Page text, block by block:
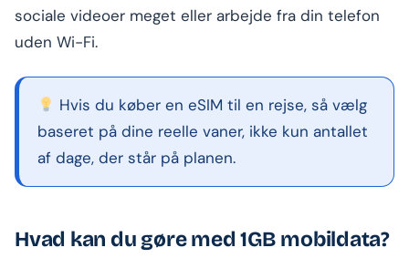
sociale videoer meget eller arbejde fra din telefon
uden Wi-Fi.
Hvis du køber en eSIM til en rejse, så vælg
baseret på dine reelle vaner, ikke kun antallet
af dage, der står på planen.
Hvad kan du gøre med 1GB mobildata?